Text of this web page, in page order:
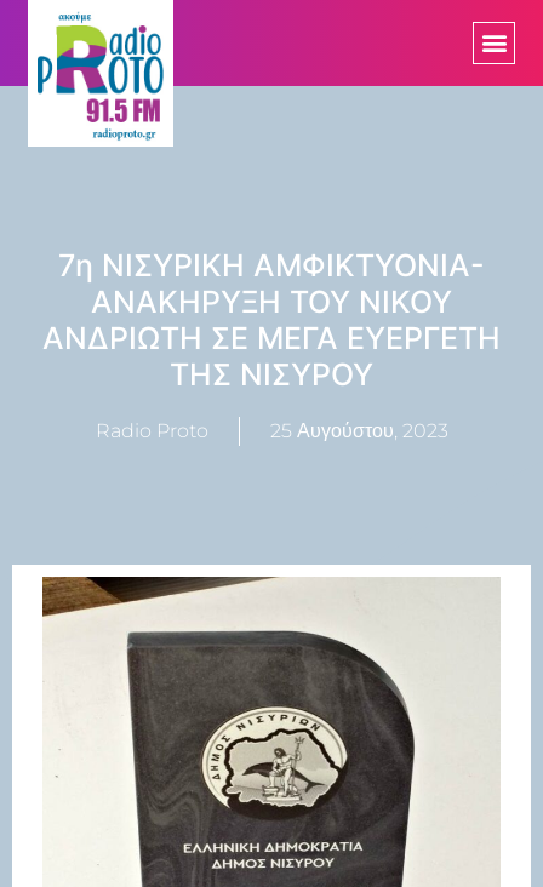
7η ΝΙΣΥΡΙΚΗ ΑΜΦΙΚΤΥΟΝΙΑ-
ΑΝΑΚΗΡΥΞΗ ΤΟΥ ΝΙΚΟΥ
ΑΝΔΡΙΩΤΗ ΣΕ ΜΕΓΑ ΕΥΕΡΓΕΤΗ
ΤΗΣ ΝΙΣΥΡΟΥ
Radio Proto 25 Αυγούστου, 2023